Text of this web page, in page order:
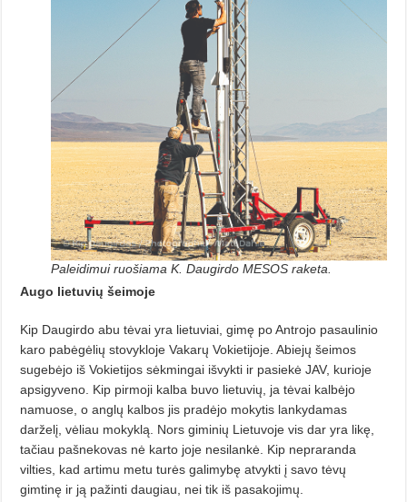
Paleidimui ruošiama K. Daugirdo MESOS raketa.
Augo lietuvių šeimoje
Kip Daugirdo abu tėvai yra lietuviai, gimę po Antrojo pasaulinio
karo pabėgėlių stovykloje Vakarų Vokie­ti­joje. Abiejų šeimos
sugebėjo iš Vokie­tijos sėkmingai išvykti ir pasiekė JAV, kurioje
apsigyveno. Kip pirmoji kalba buvo lietuvių, ja tėvai kalbėjo
namuose, o anglų kalbos jis pradėjo mokytis lankydamas
darželį, vėliau mokyklą. Nors giminių Lietuvoje vis dar yra likę,
tačiau pašnekovas nė karto joje nesilankė. Kip nepraranda
vilties, kad artimu metu turės gali­mybę atvykti į savo tėvų
gimtinę ir ją pažinti daugiau, nei tik iš pasakojimų.